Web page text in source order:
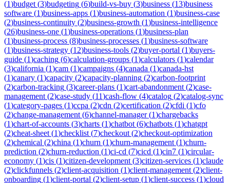
(1)budget (3)budgeting (6)build-vs-buy (3)business (13)business
software (1)business-apps (1)business-automation (1)business-case
(2)business-continuity (2)business-growth (1)business-intelligence
(26)business-one (1)business-operations (1)business-plan
(1)business-process (8)business-processes (1)business-software
(1)business-strategy (12)business-tools (2)buyer-portal (1)buyers-
guide (1)caching (6)calculation-groups (1)calculators (1)calendar
(3)california (1)cam (1)campaigns (4)canada (1)canada-hst
(1)canary (1)capacity (2)capacity-planning (2)carbon-footprint
(2)carbon-tracking (3)career-plans (1)cart-abandonment (2)case-
management (2)case-study (11)cash-flow (4)catalog (2)catalog-sync
(1)category-pages (1)ccpa (2)cdn (2)certification (2)cfdi (1)cfo
(2)change-management (6)channel-manager(1)chargebacks
(1)chart-of-accounts (3)charts (1)chatbot (6)chatbots (1)chatgpt
(2)cheat-sheet (1)checklist (7)checkout (2)checkout-optimization
(2)chemical (2)china (1)churn (1)churn-management (1)churn-
prediction (2)churn-reduction (1)ci-cd (7)cicd (1)cin7 (1)circular-
economy (1)cis (1)citizen-development (3)citizen-services (1)claude
(2)clickfunnels (2)client-acquisition (1)client-management (2)client-
onboarding (1)client-portal (2)client-setup (1)client-success (1)cloud